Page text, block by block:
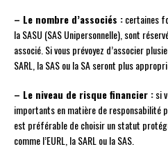
– Le nombre d’associés :certaines
la SASU (SAS Unipersonnelle), sont
associé. Si vous prévoyez d’associer
SARL, la SAS ou la SA seront plus
– Le niveau de risque financier :si
importants en matière de responsabilité
est préférable de choisir un statut
comme l’EURL, la SARL ou la SAS.